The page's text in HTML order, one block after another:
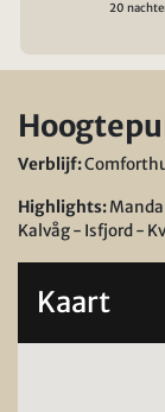
20
Verblijf:
Highlights:
Kalvåg - Isfjord -
Kaart